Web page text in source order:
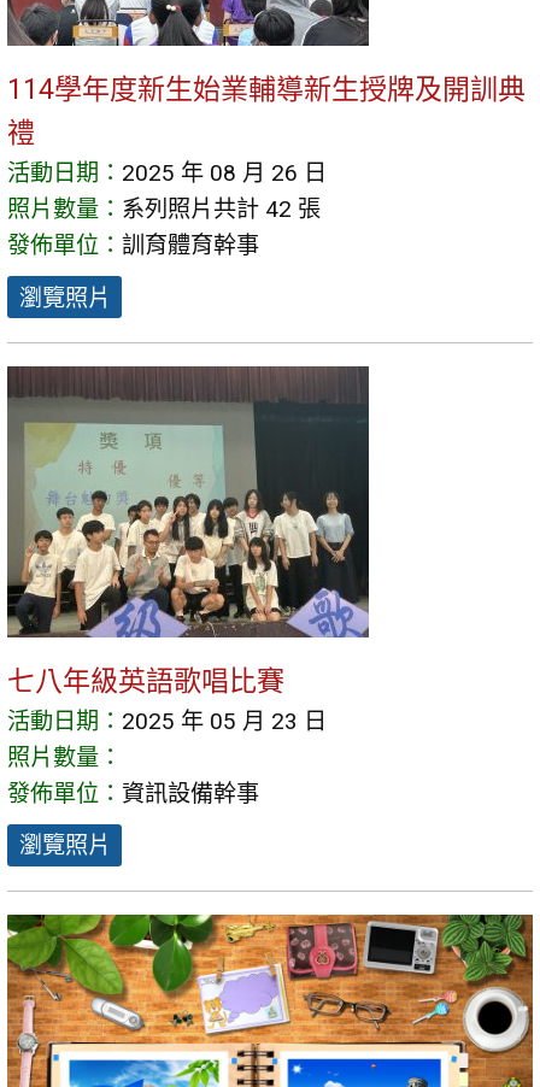
114學年度新生始業輔導新生授牌及開訓典
禮
活動日期： 2025 年 08 月 26 日
照片數量： 系列照片共計 42 張
發佈單位： 訓育體育幹事
瀏覽照片
七八年級英語歌唱比賽
活動日期： 2025 年 05 月 23 日
照片數量：
發佈單位： 資訊設備幹事
瀏覽照片